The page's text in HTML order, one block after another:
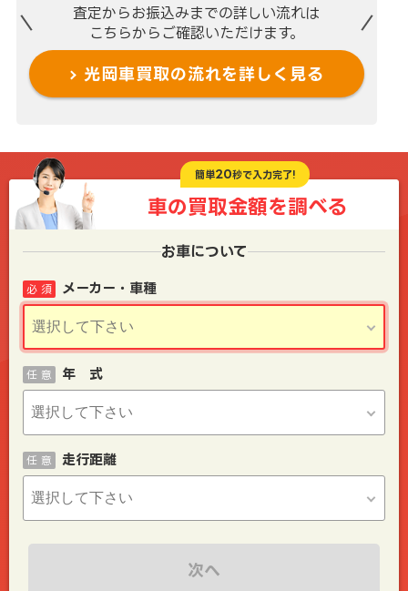
査定からお振込みまでの詳しい流れは
こちらからご確認いただけます。
光岡車買取の流れを詳しく見る
簡単20秒で入力完了!
車の買取金額を調べる
お車について
メーカー・車種
必 須
年 式
任 意
走行距離
任 意
次へ